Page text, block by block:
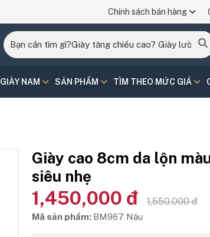
Chính sách bán hàng
GIÀY NAM SẢN PHẨM TÌM THEO MỨC GIÁ
Giày cao 8cm da lộn
siêu nhẹ
1,450,000 đ 1,550,000 đ
Mã sản phẩm: BM967 Nâu